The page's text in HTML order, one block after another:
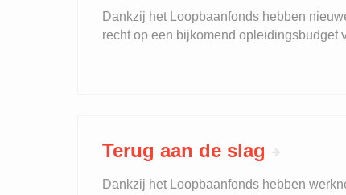
Dankzij het Loopbaanfonds hebben
recht op een bijkomend opleidingsbudget
Terug aan de slag
Dankzij het Loopbaanfonds hebben